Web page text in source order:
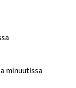
minuutissa